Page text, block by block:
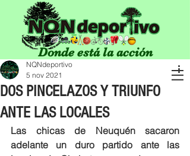
Donde está la acción
DOS PINCELAZOS Y TRIUNFO
ANTE LAS LOCALES
NQNdeportivo
5 nov 2021
Las chicas de Neuquén sacaron
adelante un duro partido ante las